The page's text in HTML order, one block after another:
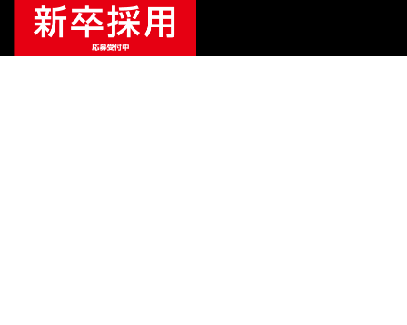
販売価格¥13,420（税込）